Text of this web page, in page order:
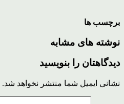
برچسب ها
نوشته های مشابه
دیدگاهتان را بنویسید
نشانی ایمیل شما منتشر نخواهد شد.